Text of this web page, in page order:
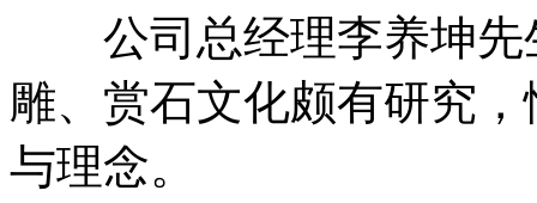
公司总经理李养坤先
雕、赏石文化颇有研究
与理念。